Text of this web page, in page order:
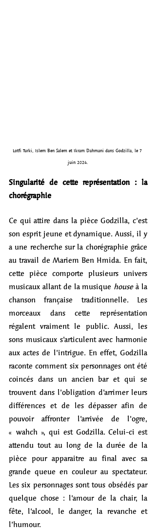
Lotfi Turki, Islem Ben Salem et Ikram Dahmani dans Godzilla, le 7
juin 2024.
Singularité de cette représentation : la
chorégraphie
Ce qui attire dans la pièce Godzilla, c’est
son esprit jeune et dynamique. Aussi, il y
a une recherche sur la chorégraphie grâce
au travail de Mariem Ben Hmida. En fait,
cette pièce comporte plusieurs univers
musicaux allant de la musique house à la
chanson française traditionnelle. Les
morceaux dans cette représentation
régalent vraiment le public. Aussi, les
sons musicaux s’articulent avec harmonie
aux actes de l’intrigue. En effet, Godzilla
raconte comment six personnages ont été
coincés dans un ancien bar et qui se
trouvent dans l’obligation d’arrimer leurs
différences et de les dépasser afin de
pouvoir affronter l’arrivée de l’ogre,
« wahch », qui est Godzilla. Celui-ci est
attendu tout au long de la durée de la
pièce pour apparaitre au final avec sa
grande queue en couleur au spectateur.
Les six personnages sont tous obsédés par
quelque chose : l’amour de la chair, la
fête, l’alcool, le danger, la revanche et
l’humour.